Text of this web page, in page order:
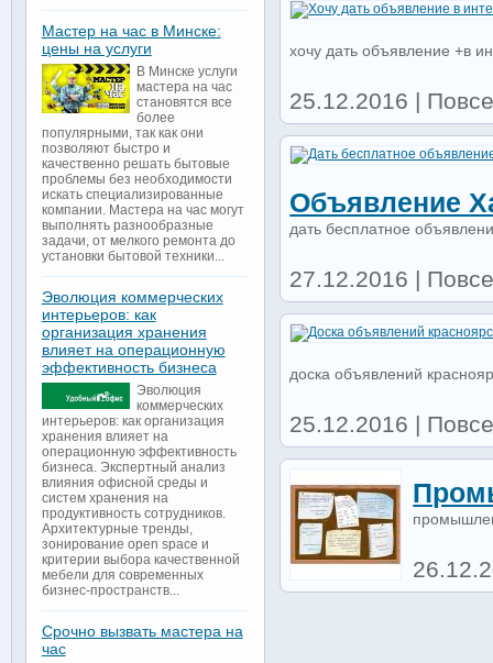
хочу дать объявление +в
25.12.2016 |
Объявление
дать бесплатное
27.12.2016 |
доска объявлений
25.12.2016 |
Мастер на час в Минске:
цены на услуги
В Минске услуги
мастера на час
становятся все
более
популярными, так как они
позволяют быстро и
качественно решать бытовые
проблемы без необходимости
искать специализированные
компании. Мастера на час могут
выполнять разнообразные
задачи, от мелкого ремонта до
установки бытовой техники...
Эволюция коммерческих
интерьеров: как
организация хранения
влияет на операционную
эффективность бизнеса
Эволюция
коммерческих
интерьеров: как организация
хранения влияет на
операционную эффективность
бизнеса. Экспертный анализ
влияния офисной среды и
систем хранения на
продуктивность сотрудников.
Архитектурные тренды,
зонирование open space и
критерии выбора качественной
мебели для современных
бизнес-пространств...
Срочно вызвать мастера на
час